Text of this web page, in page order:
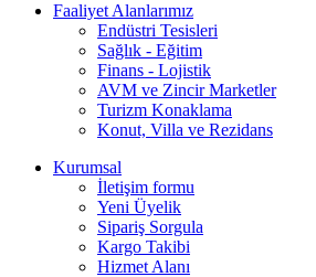
Faaliyet Alanlarımız
Endüstri Tesisleri
Sağlık - Eğitim
Finans - Lojistik
AVM ve Zincir Marketler
Turizm Konaklama
Konut, Villa ve Rezidans
Kurumsal
İletişim formu
Yeni Üyelik
Sipariş Sorgula
Kargo Takibi
Hizmet Alanı